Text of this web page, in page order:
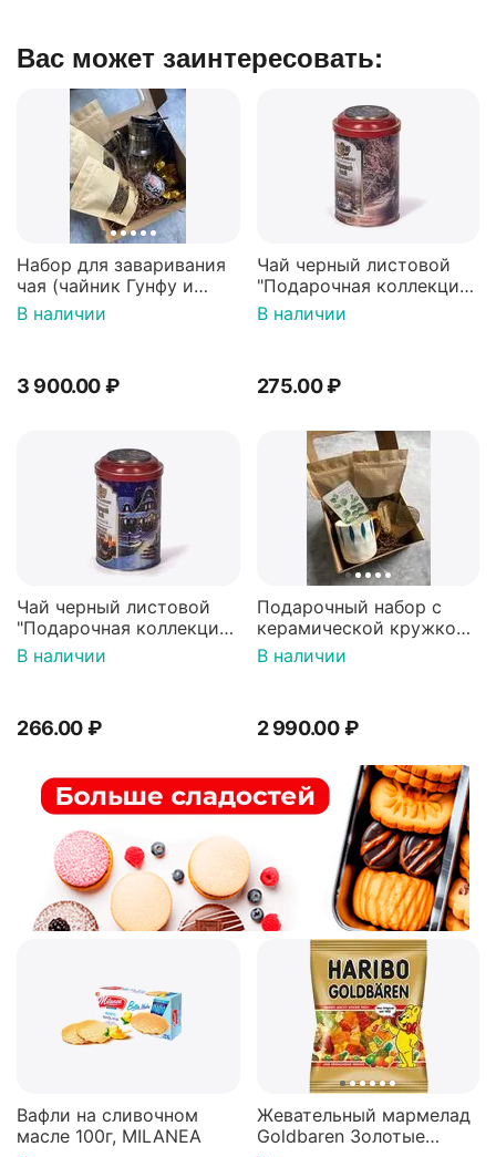
Вас может заинтересовать:
Набор для заваривания
чая (чайник Гунфу и
китайский чай)
В наличии
3 900.00₽
Чай черный листовой
"Подарочная коллекция"
(Пейзаж) 100г, ж/б,
FOREST OF ARDEN
В наличии
275.00₽
Чай черный листовой
"Подарочная коллекция"
(домик) 100г, ж/б,
FOREST OF ARDEN
В наличии
266.00₽
Подарочный набор с
керамической кружкой
и чаем
В наличии
2 990.00 ₽
Вафли на сливочном
масле 100г, MILANEA
Жевательный мармелад
Goldbaren Золотые